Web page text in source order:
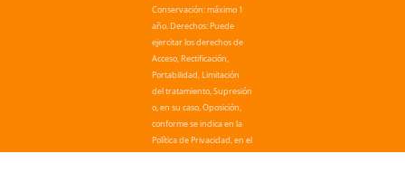
Conservación: máximo 1
año. Derechos: Puede
ejercitar los derechos de
Acceso, Rectificación,
Portabilidad, Limitación
del tratamiento, Supresión
o, en su caso, Oposición,
conforme se indica en la
Política de Privacidad, en el